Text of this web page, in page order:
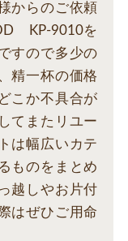
からのご依頼
KP-9010を
すので多少の
精一杯の価格
こか不具合が
てまたリユー
は幅広いカテ
ものをまとめ
越しやお片付
はぜひご用命